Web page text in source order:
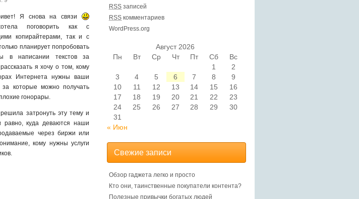
Я снова на связи
поговорить как с
копирайтерами, так и с
планирует попробовать
в написании текстов за
я хочу о том, кому
Интернета нужны ваши
за которые можно получать
гонорары.
затронуть эту тему и
равно, куда деваются наши
через биржи или
кому нужны услуги
RSS записей
RSS комментариев
WordPress.org
Август 2026
Пн
Вт Ср Чт Пт Сб Вс
« Июн
1
2
3
4 5 6 7 8
9
10
11 12 13 14 15
16
17
18 19 20 21 22
23
24
25 26 27 28 29
30
31
Свежие записи
Обзор гаджета легко и просто
Кто они, таинственные покупатели контента?
Полезные привычки богатых людей